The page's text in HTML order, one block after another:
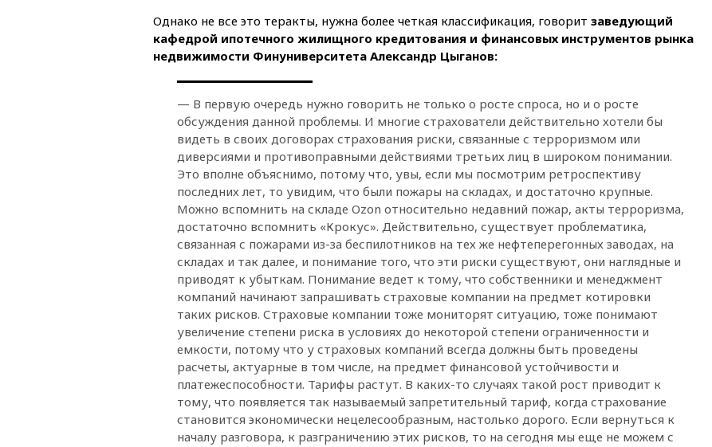
и Геленджик
вчера, 21:25Руслан Терновой
вчера, 21:10 РФ не получала
обращений о прекращении
концессии строительства ж/д
в Армении
вчера, 21:00В России вновь
обсуждают эксперимент по
онлайн-продаже алкоголя
вчера, 20:45Матвиенко:
россиянам могут
рекомендовать не посещать
Армению
вчера, 20:35 ПВО за день
сбила еще 281 украинский
беспилотник над Россией
вчера, 20:27 Ямпольская
призвала оптимизировать
олимпиады для поступления в
вузы
вчера, 20:15Минтранс
предложил оплачивать
Однако не все это теракты, нужна более четкая классификация, говорит заведующий
кафедрой ипотечного жилищного кредитования и финансовых инструментов рынка
недвижимости Финуниверситета Александр Цыганов:
— В первую очередь нужно говорить не только о росте спроса, но и о росте
обсуждения данной проблемы. И многие страхователи действительно хотели бы
видеть в своих договорах страхования риски, связанные с терроризмом или
диверсиями и противоправными действиями третьих лиц в широком понимании.
Это вполне объяснимо, потому что, увы, если мы посмотрим ретроспективу
последних лет, то увидим, что были пожары на складах, и достаточно крупные.
Можно вспомнить на складе Ozon относительно недавний пожар, акты терроризма,
достаточно вспомнить «Крокус». Действительно, существует проблематика,
связанная с пожарами из-за беспилотников на тех же нефтеперегонных заводах, на
складах и так далее, и понимание того, что эти риски существуют, они наглядные и
приводят к убыткам. Понимание ведет к тому, что собственники и менеджмент
компаний начинают запрашивать страховые компании на предмет котировки
таких рисков. Страховые компании тоже мониторят ситуацию, тоже понимают
увеличение степени риска в условиях до некоторой степени ограниченности и
емкости, потому что у страховых компаний всегда должны быть проведены
расчеты, актуарные в том числе, на предмет финансовой устойчивости и
платежеспособности. Тарифы растут. В каких-то случаях такой рост приводит к
тому, что появляется так называемый запретительный тариф, когда страхование
становится экономически нецелесообразным, настолько дорого. Если вернуться к
началу разговора, к разграничению этих рисков, то на сегодня мы еще не можем с